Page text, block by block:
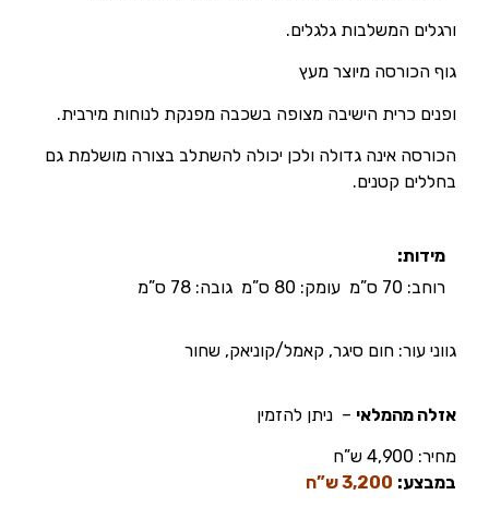
ורגלים המשלבות גלגלים.
גוף הכורסה מיוצר מעץ
ופנים כרית הישיבה מצופה בשכבה מפנקת לנוחות מירבית.
הכורסה אינה גדולה ולכן יכולה להשתלב בצורה מושלמת גם
בחללים קטנים.
מידות:
רוחב: 70 ס”מ עומק: 80 ס”מ גובה: 78 ס”מ
גווני עור: חום סיגר, קאמל/קוניאק, שחור
אזלה מהמלאי – ניתן להזמין
מחיר: 4,900 ש”ח
במבצע: 3,200 ש”ח